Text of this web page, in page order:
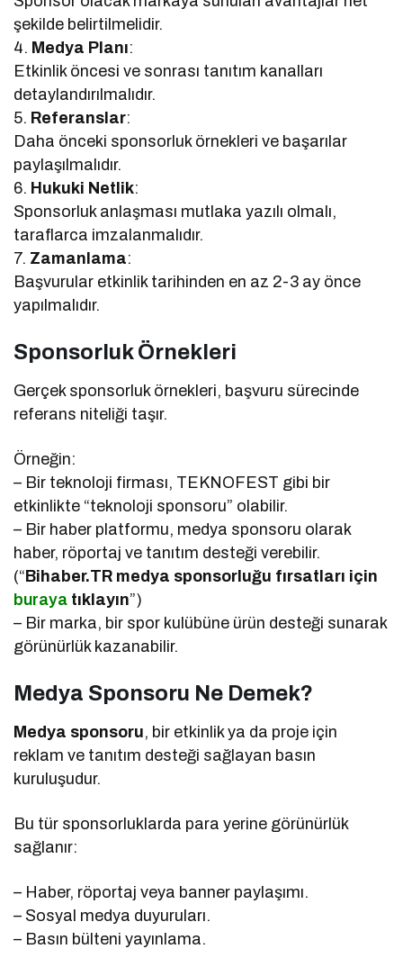
şekilde belirtilmelidir.
4. Medya Planı:
Etkinlik öncesi ve sonrası tanıtım kanalları
detaylandırılmalıdır.
5. Referanslar:
Daha önceki sponsorluk örnekleri ve başarılar
paylaşılmalıdır.
6. Hukuki Netlik:
Sponsorluk anlaşması mutlaka yazılı olmalı,
taraflarca imzalanmalıdır.
7. Zamanlama:
Başvurular etkinlik tarihinden en az 2-3 ay önce
yapılmalıdır.
Sponsorluk Örnekleri
Gerçek sponsorluk örnekleri, başvuru sürecinde
referans niteliği taşır.
Örneğin:
– Bir teknoloji firması, TEKNOFEST gibi bir
etkinlikte “teknoloji sponsoru” olabilir.
– Bir haber platformu, medya sponsoru olarak
haber, röportaj ve tanıtım desteği verebilir.
(“Bihaber.TR medya sponsorluğu fırsatları için
buraya tıklayın”)
– Bir marka, bir spor kulübüne ürün desteği sunarak
görünürlük kazanabilir.
Medya Sponsoru Ne Demek?
Medya sponsoru, bir etkinlik ya da proje için
reklam ve tanıtım desteği sağlayan basın
kuruluşudur.
Bu tür sponsorluklarda para yerine görünürlük
sağlanır:
– Haber, röportaj veya banner paylaşımı.
– Sosyal medya duyuruları.
– Basın bülteni yayınlama.